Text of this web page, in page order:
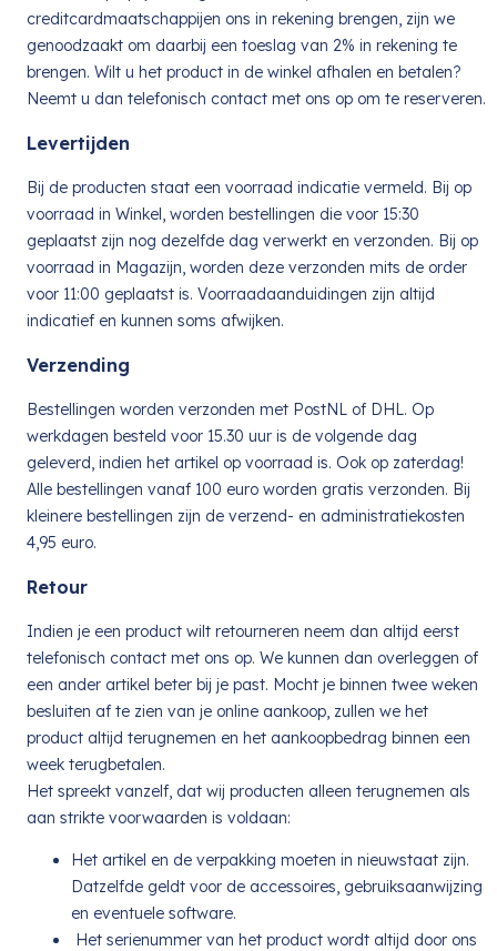
creditcardmaatschappijen ons in rekening brengen, zijn we
genoodzaakt om daarbij een toeslag van 2% in rekening te
brengen. Wilt u het product in de winkel afhalen en betalen?
Neemt u dan telefonisch contact met ons op om te reserveren.
Levertijden
Bij de producten staat een voorraad indicatie vermeld. Bij op
voorraad in Winkel, worden bestellingen die voor 15:30
geplaatst zijn nog dezelfde dag verwerkt en verzonden. Bij op
voorraad in Magazijn, worden deze verzonden mits de order
voor 11:00 geplaatst is. Voorraadaanduidingen zijn altijd
indicatief en kunnen soms afwijken.
Verzending
Bestellingen worden verzonden met PostNL of DHL. Op
werkdagen besteld voor 15.30 uur is de volgende dag
geleverd, indien het artikel op voorraad is. Ook op zaterdag!
Alle bestellingen vanaf 100 euro worden gratis verzonden. Bij
kleinere bestellingen zijn de verzend- en administratiekosten
4,95 euro.
Retour
Indien je een product wilt retourneren neem dan altijd eerst
telefonisch contact met ons op. We kunnen dan overleggen of
een ander artikel beter bij je past. Mocht je binnen twee weken
besluiten af te zien van je online aankoop, zullen we het
product altijd terugnemen en het aankoopbedrag binnen een
week terugbetalen.
Het spreekt vanzelf, dat wij producten alleen terugnemen als
aan strikte voorwaarden is voldaan:
Het artikel en de verpakking moeten in nieuwstaat zijn.
Datzelfde geldt voor de accessoires, gebruiksaanwijzing
en eventuele software.
Het serienummer van het product wordt altijd door ons